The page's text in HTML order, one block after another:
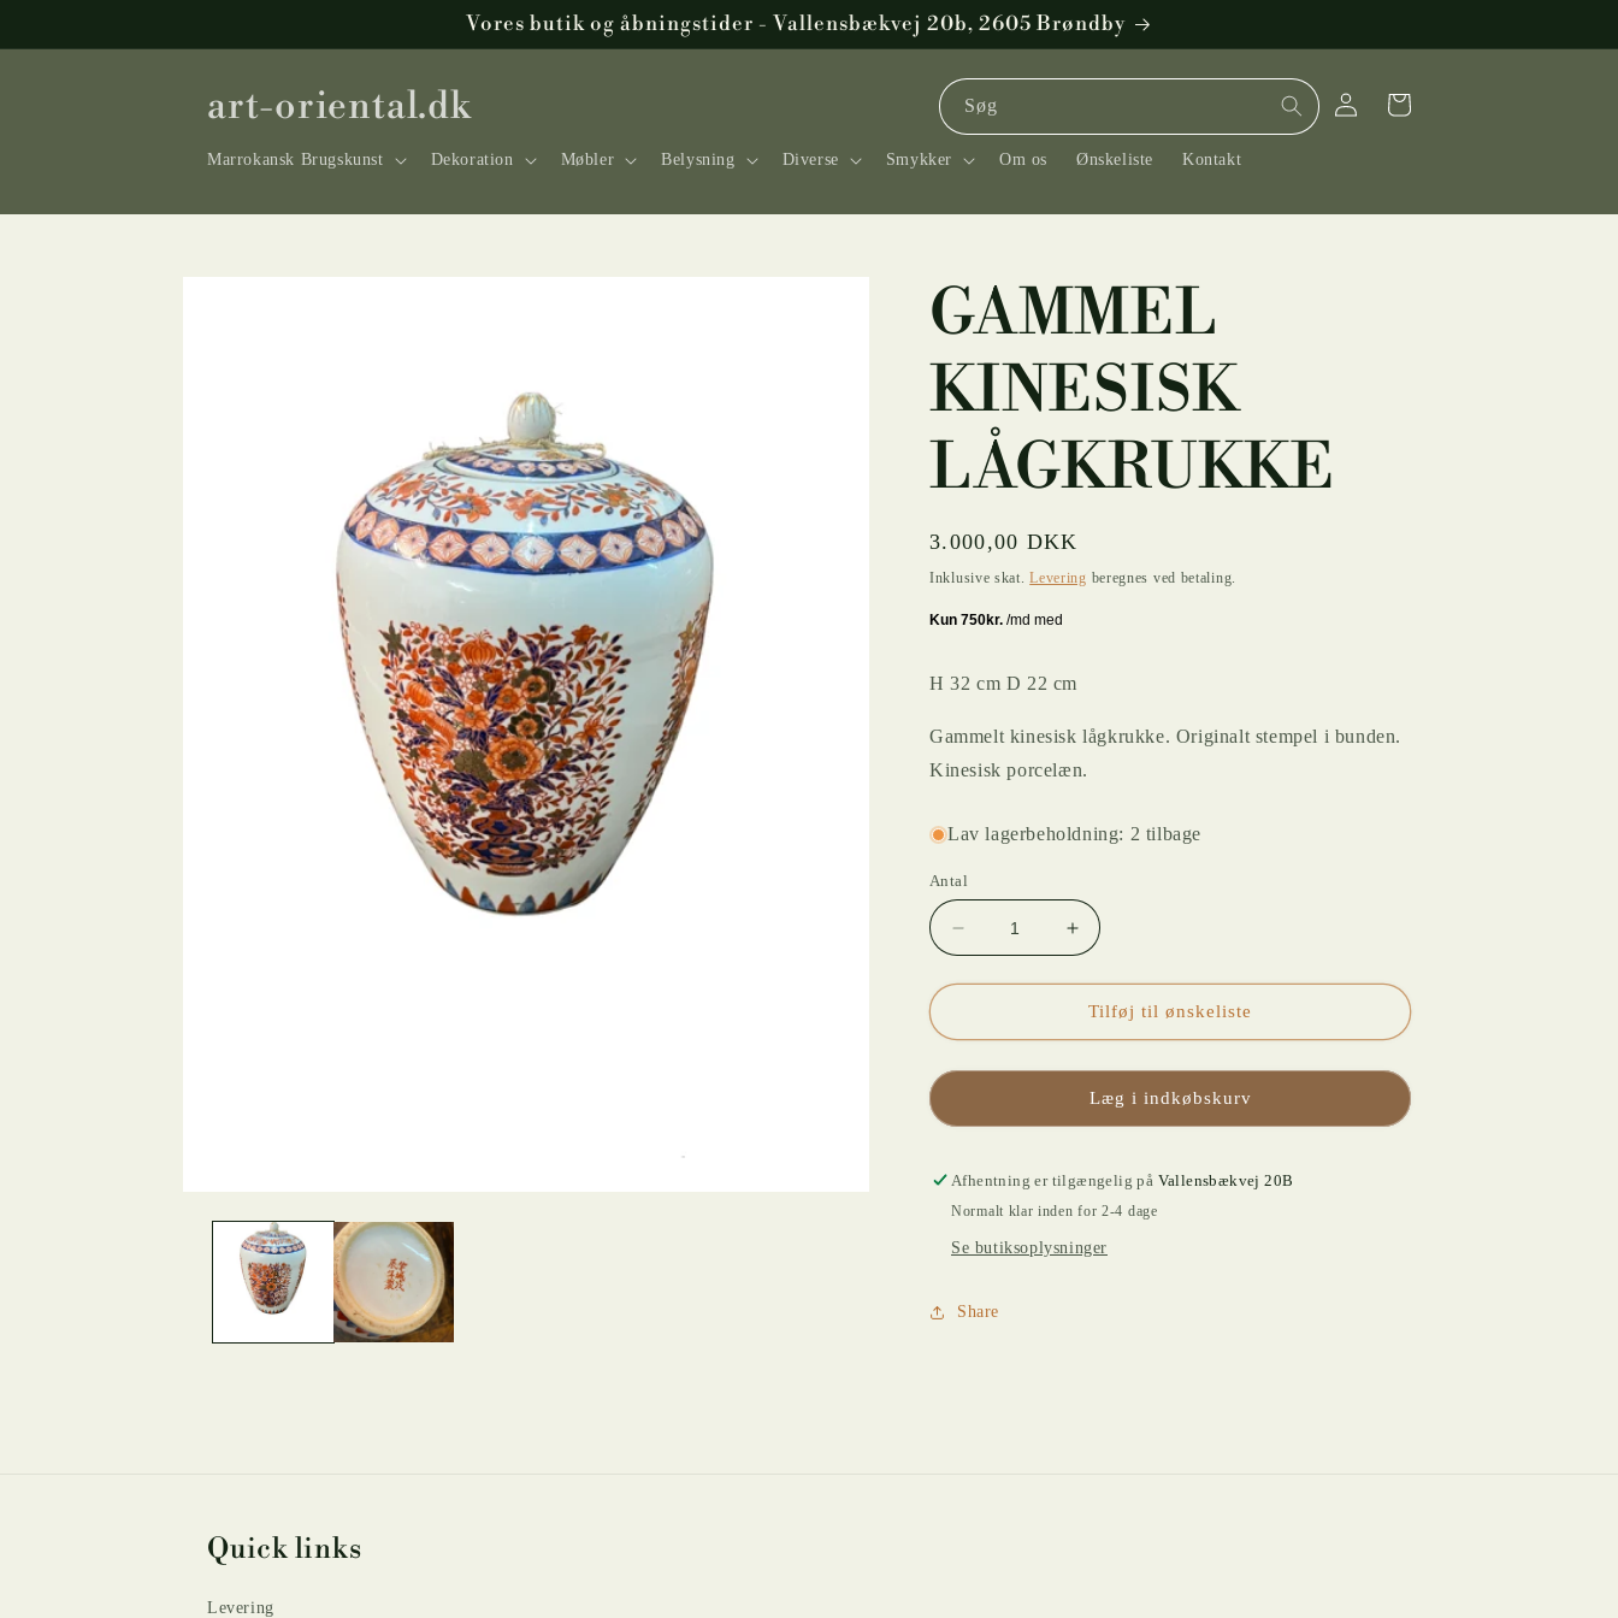
Vores butik og åbningstider - Vallensbækvej 20b, 2605 Brøndby
art-oriental.dk
Marrokansk Brugskunst Dekoration Møbler Belysning Diverse Smykker Om os Ønskeliste Kontakt
Søg
Log
ind
Indkøbskurv
mediet
GAMMEL
KINESISK
LÅGKRUKKE
Normalpris
3.000,00 DKK
Inklusive skat.Levering beregnes ved betaling.
H 32 cm D 22 cm
Gammelt kinesisk lågkrukke. Originalt stempel i bunden.
Kinesisk porcelæn.
Lav lagerbeholdning: 2 tilbage
Antal
Reducer
antallet
for
KINESISK
LÅGKRUKKE
Øg
antallet
for
GAMMEL
KINESISK
LÅGKRUKKE
Tilføj til ønskeliste
Læg i indkøbskurv
Afhentning er tilgængelig på Vallensbækvej 20B
Normalt klar inden for 2-4 dage
Se butiksoplysninger
Share
Quick links
Levering